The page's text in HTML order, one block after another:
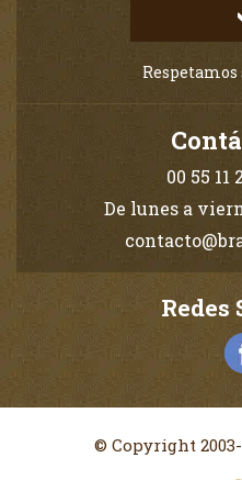
00 55 11
De lunes a
Redes
© Copyright